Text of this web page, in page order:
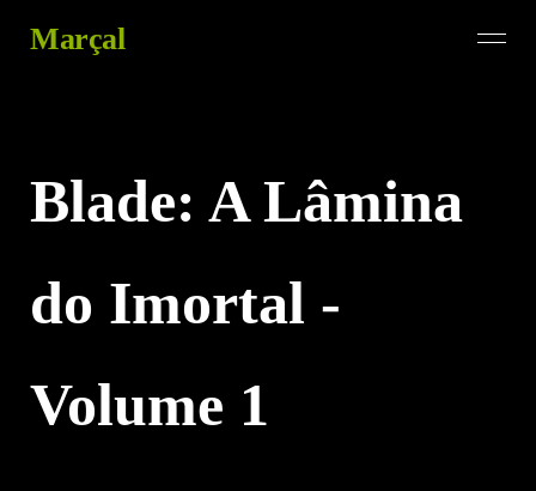
Marçal
Blade: A Lâmina
do Imortal -
Volume 1